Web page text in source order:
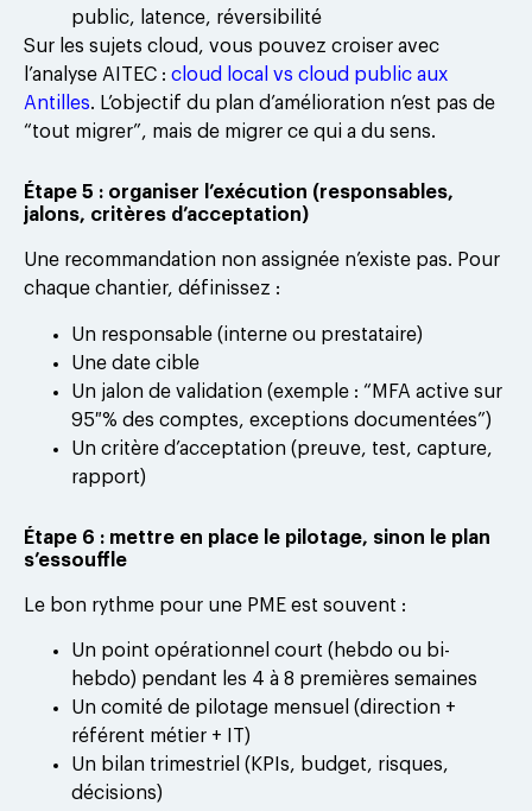
public, latence, réversibilité
Sur les sujets cloud, vous pouvez croiser avec
l’analyse AITEC : cloud local vs cloud public aux
Antilles. L’objectif du plan d’amélioration n’est pas de
“tout migrer”, mais de migrer ce qui a du sens.
Étape 5 : organiser l’exécution (responsables,
jalons, critères d’acceptation)
Une recommandation non assignée n’existe pas. Pour
chaque chantier, définissez :
Un responsable (interne ou prestataire)
Une date cible
Un jalon de validation (exemple : “MFA active sur
95 % des comptes, exceptions documentées”)
Un critère d’acceptation (preuve, test, capture,
rapport)
Étape 6 : mettre en place le pilotage, sinon le plan
s’essouffle
Le bon rythme pour une PME est souvent :
Un point opérationnel court (hebdo ou bi-
hebdo) pendant les 4 à 8 premières semaines
Un comité de pilotage mensuel (direction +
référent métier + IT)
Un bilan trimestriel (KPIs, budget, risques,
décisions)